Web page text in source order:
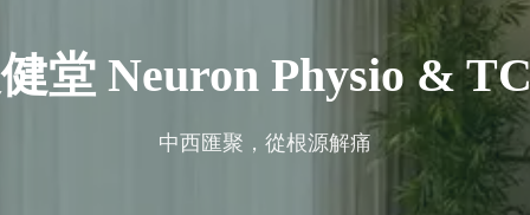
堂 Neuron Physio &
中西匯聚，從根源解痛